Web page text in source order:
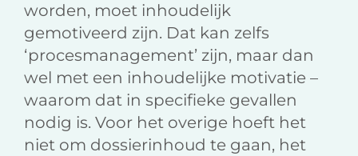
worden, moet inhoudelijk
gemotiveerd zijn. Dat kan zelfs
‘procesmanagement’ zijn, maar dan
wel met een inhoudelijke motivatie –
waarom dat in specifieke gevallen
nodig is. Voor het overige hoeft het
niet om dossierinhoud te gaan, het